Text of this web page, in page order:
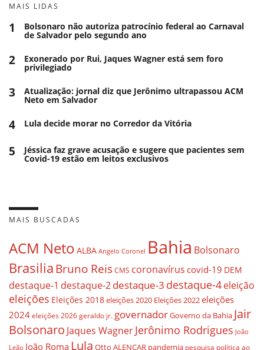
MAIS LIDAS
1 Bolsonaro não autoriza patrocínio federal ao Carnaval
de Salvador pelo segundo ano
2 Exonerado por Rui, Jaques Wagner está sem foro
privilegiado
3 Atualização: jornal diz que Jerônimo ultrapassou ACM
Neto em Salvador
4 Lula decide morar no Corredor da Vitória
5 Jéssica faz grave acusação e sugere que pacientes sem
Covid-19 estão em leitos exclusivos
MAIS BUSCADAS
ACM Neto ALBA Angelo Coronel Bahia Bolsonaro
BrasiliaBruno ReisCMS coronavírus covid-19 DEM
destaque-1 destaque-2destaque-3 destaque-4eleição
eleições Eleições 2018eleições 2020 Eleições 2022eleições
2024 eleições 2026 geraldo jr. governadorGoverno da Bahia Jair
Bolsonaro Jaques WagnerJerônimo Rodrigues João
Leão João Roma Lula Otto ALENCAR pandemia pesquisa política ao